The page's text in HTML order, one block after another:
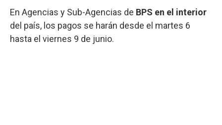
En Agencias y Sub-Agencias de BPS en el interior
del país, los pagos se harán desde el martes 6
hasta el viernes 9 de junio.